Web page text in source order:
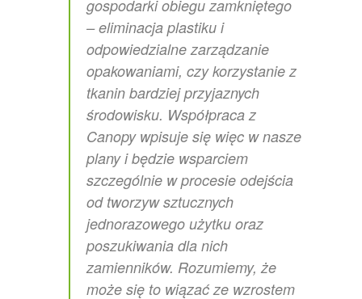
gospodarki obiegu zamkniętego
– eliminacja plastiku i
odpowiedzialne zarządzanie
opakowaniami, czy korzystanie z
tkanin bardziej przyjaznych
środowisku. Współpraca z
Canopy wpisuje się więc w nasze
plany i będzie wsparciem
szczególnie w procesie odejścia
od tworzyw sztucznych
jednorazowego użytku oraz
poszukiwania dla nich
zamienników. Rozumiemy, że
może się to wiązać ze wzrostem